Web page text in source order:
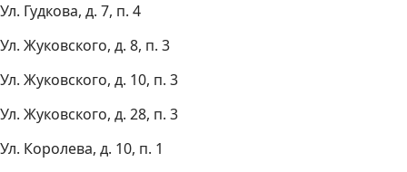
Ул. Гудкова, д. 7, п. 4
Ул. Жуковского, д. 8, п. 3
Ул. Жуковского, д. 10, п. 3
Ул. Жуковского, д. 28, п. 3
Ул. Королева, д. 10, п. 1